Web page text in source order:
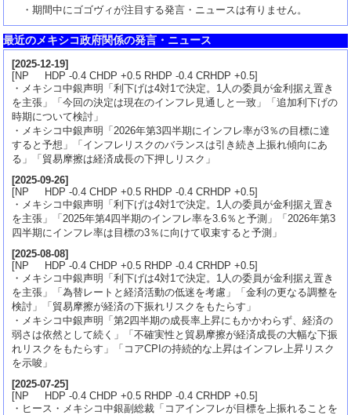
・期間中にゴゴヴィが注目する発言・ニュースは有りません。
最近のメキシコ政府関係の発言・ニュース
[2025-12-19]
[NP HDP -0.4 CHDP +0.5 RHDP -0.4 CRHDP +0.5]
・メキシコ中銀声明「利下げは4対1で決定。1人の委員が金利据え置き
を主張」「今回の決定は現在のインフレ見通しと一致」「追加利下げの
時期について検討」
・メキシコ中銀声明「2026年第3四半期にインフレ率が3％の目標に達
すると予想」「インフレリスクのバランスは引き続き上振れ傾向にあ
る」「貿易摩擦は経済成長の下押しリスク」
[2025-09-26]
[NP HDP -0.4 CHDP +0.5 RHDP -0.4 CRHDP +0.5]
・メキシコ中銀声明「利下げは4対1で決定。1人の委員が金利据え置き
を主張」「2025年第4四半期のインフレ率を3.6％と予測」「2026年第3
四半期にインフレ率は目標の3％に向けて収束すると予測」
[2025-08-08]
[NP HDP -0.4 CHDP +0.5 RHDP -0.4 CRHDP +0.5]
・メキシコ中銀声明「利下げは4対1で決定。1人の委員が金利据え置き
を主張」「為替レートと経済活動の低迷を考慮」「金利の更なる調整を
検討」「貿易摩擦が経済の下振れリスクをもたらす」
・メキシコ中銀声明「第2四半期の成長率上昇にもかかわらず、経済の
弱さは依然として続く」「不確実性と貿易摩擦が経済成長の大幅な下振
れリスクをもたらす」「コアCPIの持続的な上昇はインフレ上昇リスク
を示唆」
[2025-07-25]
[NP HDP -0.4 CHDP +0.5 RHDP -0.4 CRHDP +0.5]
・ヒース・メキシコ中銀副総裁「コアインフレが目標を上振れることを